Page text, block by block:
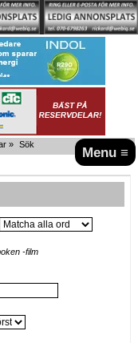
Menu ≡
» Sök
-film